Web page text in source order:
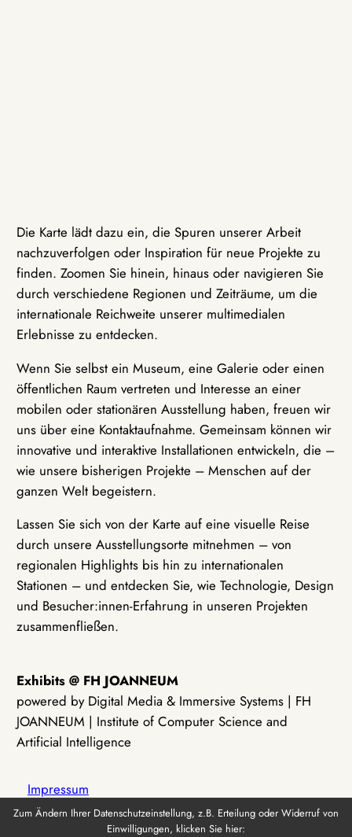
Die Karte lädt dazu ein, die Spuren unserer Arbeit
nachzuverfolgen oder Inspiration für neue Projekte zu
finden. Zoomen Sie hinein, hinaus oder navigieren Sie
durch verschiedene Regionen und Zeiträume, um die
internationale Reichweite unserer multimedialen
Erlebnisse zu entdecken.
Wenn Sie selbst ein Museum, eine Galerie oder einen
öffentlichen Raum vertreten und Interesse an einer
mobilen oder stationären Ausstellung haben, freuen wir
uns über eine Kontaktaufnahme. Gemeinsam können wir
innovative und interaktive Installationen entwickeln, die –
wie unsere bisherigen Projekte – Menschen auf der
ganzen Welt begeistern.
Lassen Sie sich von der Karte auf eine visuelle Reise
durch unsere Ausstellungsorte mitnehmen – von
regionalen Highlights bis hin zu internationalen
Stationen – und entdecken Sie, wie Technologie, Design
und Besucher:innen-Erfahrung in unseren Projekten
zusammenfließen.
Exhibits @ FH JOANNEUM
powered by Digital Media & Immersive Systems | FH
JOANNEUM | Institute of Computer Science and
Artificial Intelligence
Impressum
Zum Ändern Ihrer Datenschutzeinstellung, z.B. Erteilung oder Widerruf von
Einwilligungen, klicken Sie hier: